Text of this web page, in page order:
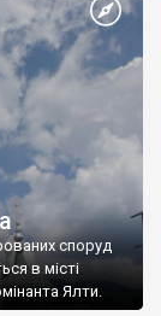
споруд
в місті
Ялти.